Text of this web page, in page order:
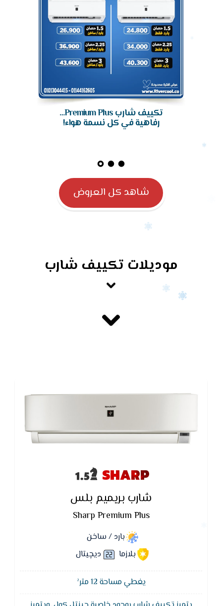
تكييف شارب Premium Plus…
رفاهية في كل نسمة هواء!
شاهد كل العروض
موديلات تكييف شارب
SHARP
شارب بريميم بلس
Sharp Premium Plus
بارد / ساخن
بلازما
ديچيتال
يغطي مساحة 12 متر²